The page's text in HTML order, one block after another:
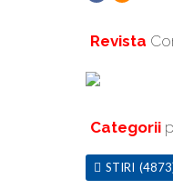
Revista
Categorii
STIRI